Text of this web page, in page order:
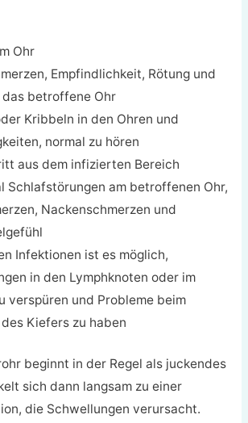
Ohr
Empfindlichkeit, Rötung und
das betroffene Ohr
Kribbeln in den Ohren und
normal zu hören
aus dem infizierten Bereich
Schlafstörungen am betroffenen Ohr,
Nackenschmerzen und
Infektionen ist es möglich,
in den Lymphknoten oder im
verspüren und Probleme beim
Kiefers zu haben
beginnt in der Regel als juckendes
sich dann langsam zu einer
die Schwellungen verursacht.